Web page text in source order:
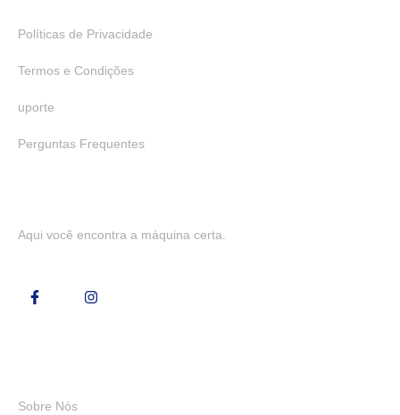
Políticas de Privacidade
Termos e Condições
uporte
Perguntas Frequentes
Aqui você encontra a máquina certa.
Sobre Nós